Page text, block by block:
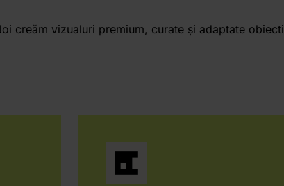
creăm vizualuri premium, curate și adaptate